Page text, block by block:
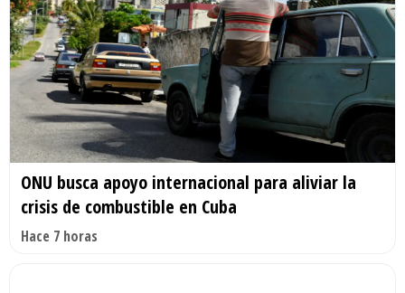
ONU busca apoyo internacional para aliviar la
crisis de combustible en Cuba
Hace 7 horas